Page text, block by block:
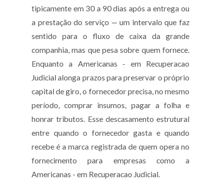
tipicamente em 30 a 90 dias após a entrega ou
a prestação do serviço — um intervalo que faz
sentido para o fluxo de caixa da grande
companhia, mas que pesa sobre quem fornece.
Enquanto a Americanas - em Recuperacao
Judicial alonga prazos para preservar o próprio
capital de giro, o fornecedor precisa, no mesmo
período, comprar insumos, pagar a folha e
honrar tributos. Esse descasamento estrutural
entre quando o fornecedor gasta e quando
recebe é a marca registrada de quem opera no
fornecimento para empresas como a
Americanas - em Recuperacao Judicial.